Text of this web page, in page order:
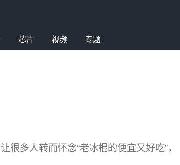
芯片 视频 专题
很多人转而怀念“老冰棍的便宜又好吃”，